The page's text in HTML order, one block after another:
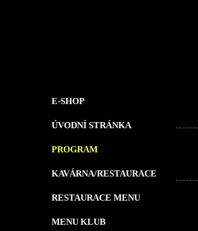
E-SHOP
ÚVODNÍ STRÁNKA
PROGRAM
KAVÁRNA/RESTAURACE
RESTAURACE MENU
MENU KLUB